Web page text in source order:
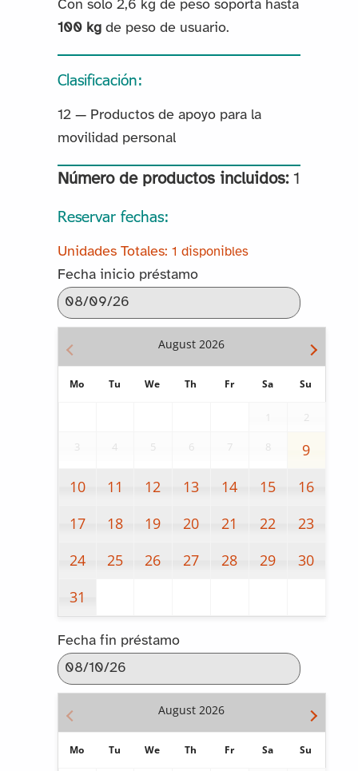
Con solo 2,6 kg de peso soporta hasta
100 kgde peso de usuario.
Clasificación:
12 — Productos de apoyo para la
movilidad personal
Número de productos incluidos:1
Reservar fechas:
1 disponibles
Fecha inicio préstamo
August 2026
Mo Tu We Th Fr Sa Su
2
3 4 5 6 7 8
9
10
11 12 13 14 15
16
17
18 19 20 21 22
23
24
25 26 27 28 29
30
31
Fecha fin préstamo
August 2026
Mo Tu We Th Fr Sa Su